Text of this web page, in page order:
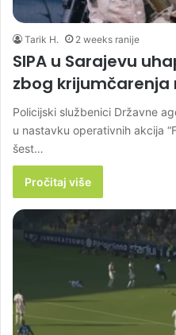
Tarik H. 2 weeks ranije
SIPA u Sarajevu
zbog
Policijski službenici Državne
u nastavku operativnih akcija
šest…
Pročitaj više